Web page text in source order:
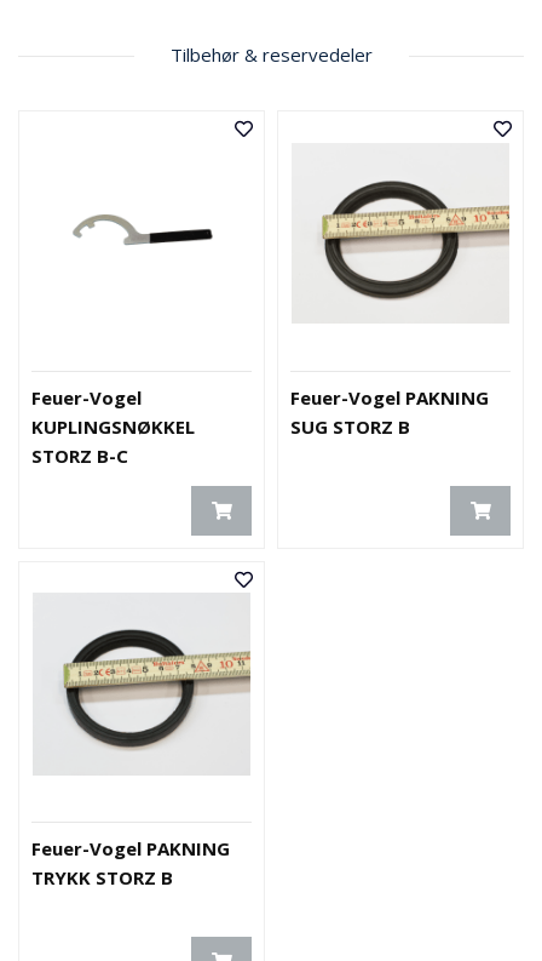
Tilbehør & reservedeler
Feuer-Vogel
KUPLINGSNØKKEL
STORZ B-C
Feuer-Vogel PAKNING
SUG STORZ B
Feuer-Vogel PAKNING
TRYKK STORZ B